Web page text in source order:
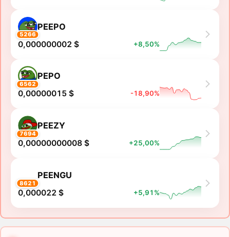
5266
PEEPO
0,000000002 $ +8,50%
6562
PEPO
0,00000015 $ -18,90%
7694
PEEZY
0,00000000008 $ +25,00%
8621
PEENGU
0,000022 $ +5,91%